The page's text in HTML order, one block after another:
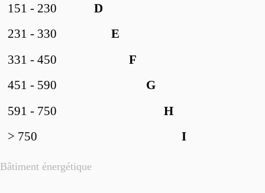
Bâtiment énergétique
D
151 - 230
E
231 - 330
F
331 - 450
G
451 - 590
H
591 - 750
I
> 750